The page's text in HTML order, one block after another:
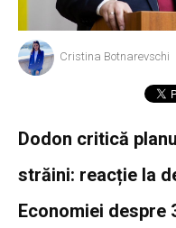
Cristina Botnarevschi
Dodon critică
străini: reacție la
Economiei despre